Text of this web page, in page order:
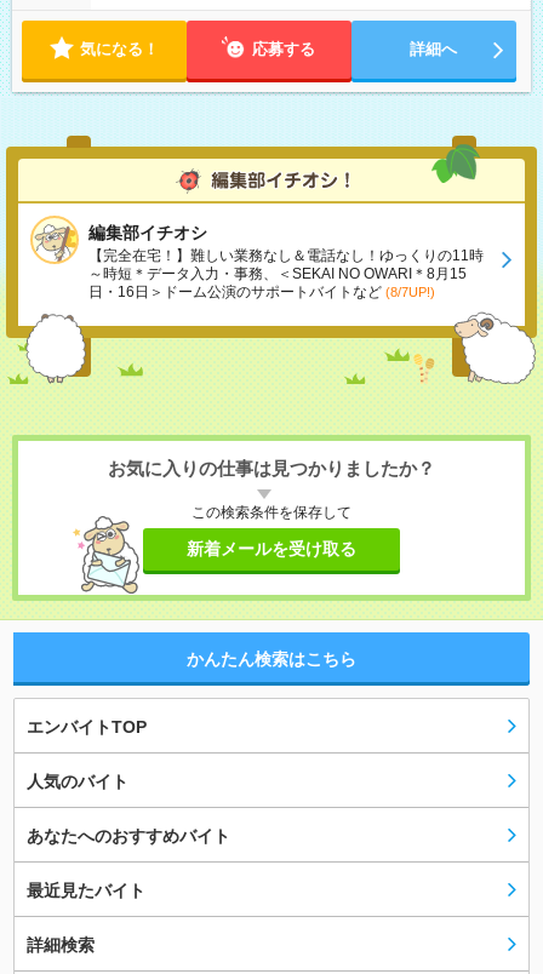
気になる！ 応募する 詳細へ
編集部イチオシ
【完全在宅！】難しい業務なし＆電話なし！ゆっくりの11時
～時短＊データ入力・事務、＜SEKAI NO OWARI＊8月15
日・16日＞ドーム公演のサポートバイトなど (8/7UP!)
お気に入りの仕事は見つかりましたか？
この検索条件を保存して
新着メールを受け取る
かんたん検索はこちら
エンバイトTOP
人気のバイト
あなたへのおすすめバイト
最近見たバイト
詳細検索